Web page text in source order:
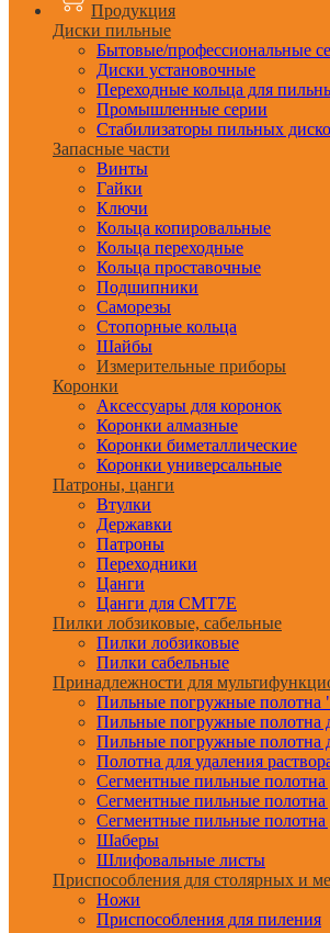
Продукция
Диски пильные
Бытовые/профессиональные
Диски установочные
Переходные кольца для
Промышленные серии
Стабилизаторы пильных
Запасные части
Винты
Гайки
Ключи
Кольца копировальные
Кольца переходные
Кольца проставочные
Подшипники
Саморезы
Стопорные кольца
Шайбы
Измерительные приборы
Коронки
Аксессуары для коронок
Коронки алмазные
Коронки биметаллические
Коронки универсальные
Патроны, цанги
Втулки
Державки
Патроны
Переходники
Цанги
Цанги для CMT7E
Пилки лобзиковые, сабельные
Пилки лобзиковые
Пилки сабельные
Принадлежности для
Пильные погружные полотна
Пильные погружные полотна
Пильные погружные полотна
Полотна для удаления
Сегментные пильные полотна
Сегментные пильные полотна
Сегментные пильные полотна
Шаберы
Шлифовальные листы
Приспособления для столярных и
Ножи
Приспособления для пиления